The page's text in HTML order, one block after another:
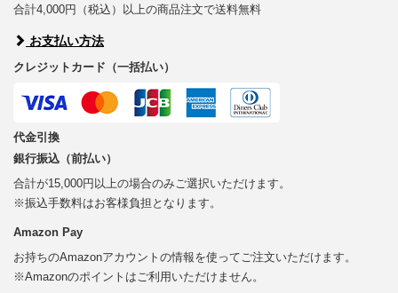
合計4,000円（税込）以上の商品注文で送料無料
お支払い方法
クレジットカード（一括払い）
代金引換
銀行振込（前払い）
合計が15,000円以上の場合のみご選択いただけます。
※振込手数料はお客様負担となります。
Amazon Pay
お持ちのAmazonアカウントの情報を使ってご注文いただけます。
※Amazonのポイントはご利用いただけません。